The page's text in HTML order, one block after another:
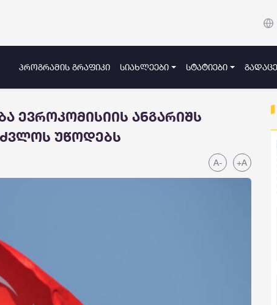
ᲞᲠᲝᲒᲠᲐᲛᲘᲡ ᲒᲠᲐᲤᲘᲙᲘ ᲡᲘᲐᲮᲚᲔᲔᲑᲘ ᲡᲢᲐᲢᲘᲔᲑᲘ
ევროკომისიის ანგარიშს
უწოდებს
A- +A